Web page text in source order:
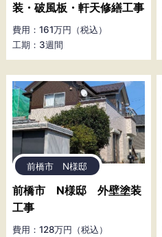
装・破風板・軒天修繕工事
費用：161万円（税込）
工期：3週間
前橋市 N様邸
前橋市 N様邸 外壁塗装
工事
費用：128万円（税込）